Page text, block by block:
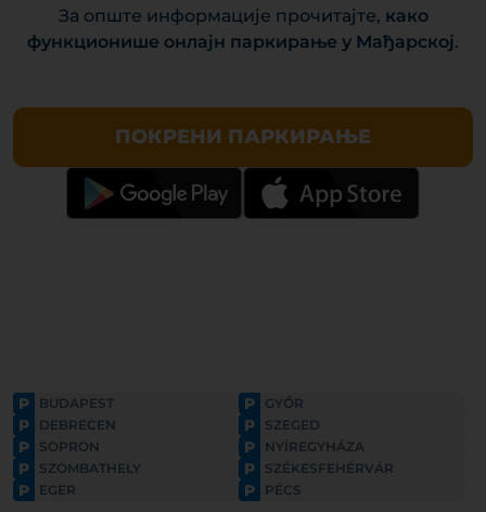
За опште информације прочитајте, како
функционише онлајн паркирање у Мађарској.
ПОКРЕНИ ПАРКИРАЊЕ
P BUDAPEST P GYŐR
P DEBRECEN P SZEGED
P SOPRON P NYÍREGYHÁZA
P SZOMBATHELY P SZÉKESFEHÉRVÁR
P EGER P PÉCS